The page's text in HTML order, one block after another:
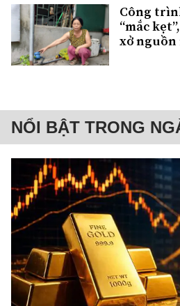
Công
“mắc
xở nguồn
NỔI BẬT TRONG